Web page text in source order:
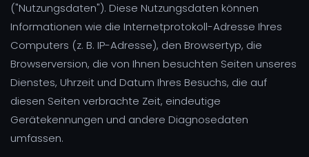
("Nutzungsdaten"). Diese Nutzungsdaten können
Informationen wie die Internetprotokoll-Adresse Ihres
Computers (z. B. IP-Adresse), den Browsertyp, die
Browserversion, die von Ihnen besuchten Seiten unseres
Dienstes, Uhrzeit und Datum Ihres Besuchs, die auf
diesen Seiten verbrachte Zeit, eindeutige
Gerätekennungen und andere Diagnosedaten
umfassen.